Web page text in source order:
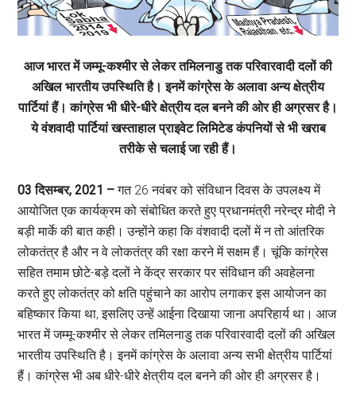
आज भारत में जम्मू-कश्मीर से लेकर तमिलनाडु तक परिवारवादी दलों की
अखिल भारतीय उपस्थिति है। इनमें कांग्रेस के अलावा अन्य क्षेत्रीय
पार्टियां हैं। कांग्रेस भी धीरे-धीरे क्षेत्रीय दल बनने की ओर ही अग्रसर है।
ये वंशवादी पार्टियां खस्ताहाल प्राइवेट लिमिटेड कंपनियों से भी खराब
तरीके से चलाई जा रही हैं।
03 दिसम्बर, 2021 –गत 26 नवंबर को संविधान दिवस के उपलक्ष्य में
आयोजित एक कार्यक्रम को संबोधित करते हुए प्रधानमंत्री नरेन्द्र मोदी ने
बड़ी मार्के की बात कही। उन्होंने कहा कि वंशवादी दलों में न तो आंतरिक
लोकतंत्र है और न वे लोकतंत्र की रक्षा करने में सक्षम हैं। चूंकि कांग्रेस
सहित तमाम छोटे-बड़े दलों ने केंद्र सरकार पर संविधान की अवहेलना
करते हुए लोकतंत्र को क्षति पहुंचाने का आरोप लगाकर इस आयोजन का
बहिष्कार किया था, इसलिए उन्हें आईना दिखाया जाना अपरिहार्य था। आज
भारत में जम्मू-कश्मीर से लेकर तमिलनाडु तक परिवारवादी दलों की अखिल
भारतीय उपस्थिति है। इनमें कांग्रेस के अलावा अन्य सभी क्षेत्रीय पार्टियां
हैं। कांग्रेस भी अब धीरे-धीरे क्षेत्रीय दल बनने की ओर ही अग्रसर है।